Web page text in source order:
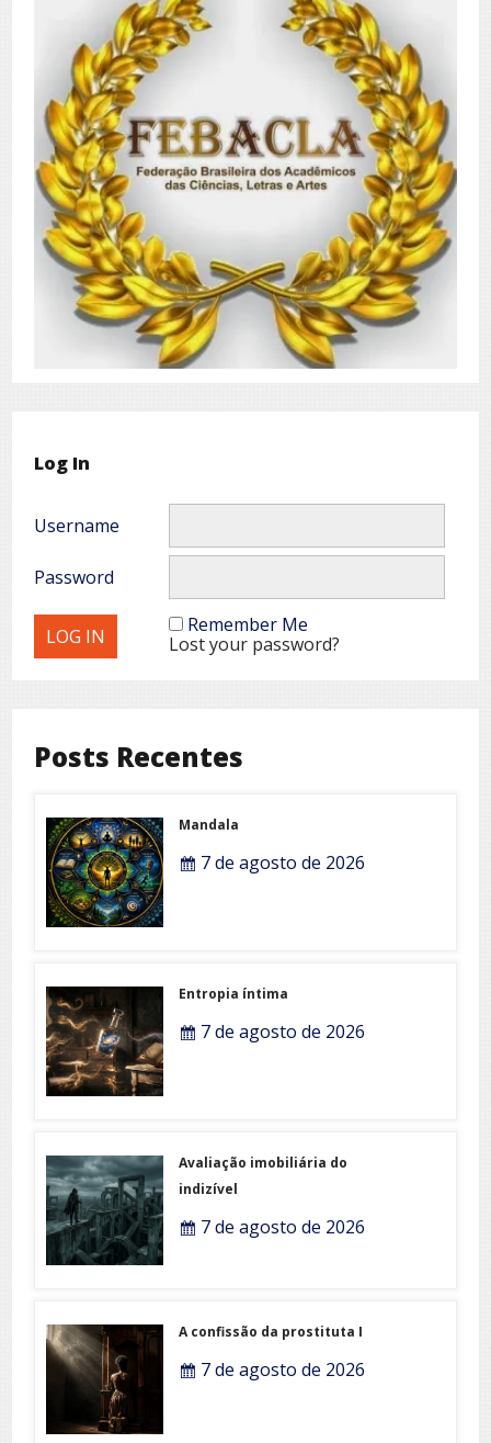
Log In
Username
Password
Remember Me
Lost your password?
Posts Recentes
Mandala
7 de agosto de 2026
Entropia íntima
7 de agosto de 2026
Avaliação imobiliária do
indizível
7 de agosto de 2026
A confissão da prostituta I
7 de agosto de 2026